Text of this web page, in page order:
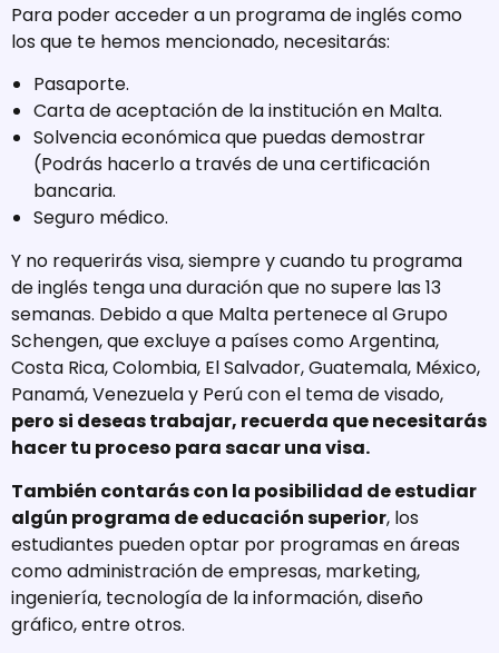
Para poder acceder a un programa de inglés como
los que te hemos mencionado, necesitarás:
Pasaporte.
Carta de aceptación de la institución en Malta.
Solvencia económica que puedas demostrar
(Podrás hacerlo a través de una certificación
bancaria.
Seguro médico.
Y no requerirás visa, siempre y cuando tu programa
de inglés tenga una duración que no supere las 13
semanas. Debido a que Malta pertenece al Grupo
Schengen, que excluye a países como Argentina,
Costa Rica, Colombia, El Salvador, Guatemala, México,
Panamá, Venezuela y Perú con el tema de visado,
pero si deseas trabajar, recuerda que necesitarás
hacer tu proceso para sacar una visa.
También contarás con la posibilidad de estudiar
algún programa de educación superior, los
estudiantes pueden optar por programas en áreas
como administración de empresas, marketing,
ingeniería, tecnología de la información, diseño
gráfico, entre otros.